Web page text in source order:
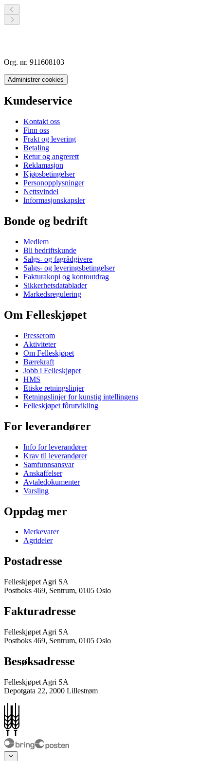
Org. nr. 911608103
Administrer cookies
Kundeservice
Kontakt oss
Finn oss
Frakt og levering
Betaling
Retur og angrerett
Reklamasjon
Kjøpsbetingelser
Personopplysninger
Nettsvindel
Informasjonskapsler
Bonde og bedrift
Medlem
Bli bedriftskunde
Salgs- og fagrådgivere
Salgs- og leveringsbetingelser
Fakturakopi og kontoutdrag
Sikkerhetsdatablader
Markedsregulering
Om Felleskjøpet
Presserom
Aktiviteter
Om Felleskjøpet
Bærekraft
Jobb i Felleskjøpet
HMS
Etiske retningslinjer
Retningslinjer for kunstig intellingens
Felleskjøpet fôrutvikling
For leverandører
Info for leverandører
Krav til leverandører
Samfunnsansvar
Anskaffelser
Avtaledokumenter
Varsling
Oppdag mer
Merkevarer
Agrideler
Postadresse
Felleskjøpet Agri SA
Postboks 469, Sentrum, 0105 Oslo
Fakturadresse
Felleskjøpet Agri SA
Postboks 469, Sentrum, 0105 Oslo
Besøksadresse
Felleskjøpet Agri SA
Depotgata 22, 2000 Lillestrøm